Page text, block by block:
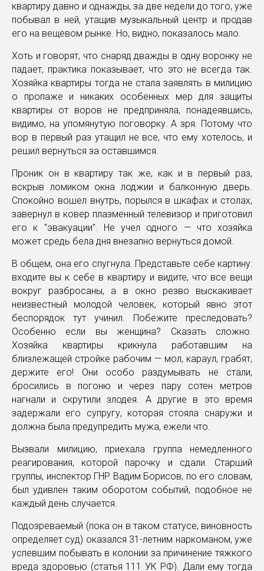
квартиру давно и однажды, за две недели до того, уже
побывал в ней, утащив музыкальный центр и продав
его на вещевом рынке. Но, видно, показалось мало.
Хоть и говорят, что снаряд дважды в одну воронку не
падает, практика показывает, что это не всегда так.
Хозяйка квартиры тогда не стала заявлять в милицию
о пропаже и никаких особенных мер для защиты
квартиры от воров не предприняла, понадеявшись,
видимо, на упомянутую поговорку. А зря. Потому что
вор в первый раз утащил не все, что ему хотелось, и
решил вернуться за оставшимся.
Проник он в квартиру так же, как и в первый раз,
вскрыв ломиком окна лоджии и балконную дверь.
Спокойно вошел внутрь, порылся в шкафах и столах,
завернул в ковер плазменный телевизор и приготовил
его к "эвакуации". Не учел одного — что хозяйка
может средь бела дня внезапно вернуться домой.
В общем, она его спугнула. Представьте себе картину:
входите вы к себе в квартиру и видите, что все вещи
вокруг разбросаны, а в окно резво выскакивает
неизвестный молодой человек, который явно этот
беспорядок тут учинил. Побежите преследовать?
Особенно если вы женщина? Сказать сложно.
Хозяйка квартиры крикнула работавшим на
близлежащей стройке рабочим — мол, караул, грабят,
держите его! Они особо раздумывать не стали,
бросились в погоню и через пару сотен метров
нагнали и скрутили злодея. А другие в это время
задержали его супругу, которая стояла снаружи и
должна была предупредить мужа, ежели что.
Вызвали милицию, приехала группа немедленного
реагирования, которой парочку и сдали. Старший
группы, инспектор ГНР Вадим Борисов, по его словам,
был удивлен таким оборотом событий, подобное не
каждый день случается.
Подозреваемый (пока он в таком статусе, виновность
определяет суд) оказался 31-летним наркоманом, уже
успевшим побывать в колонии за причинение тяжкого
вреда здоровью (статья 111 УК РФ). Дали ему тогда